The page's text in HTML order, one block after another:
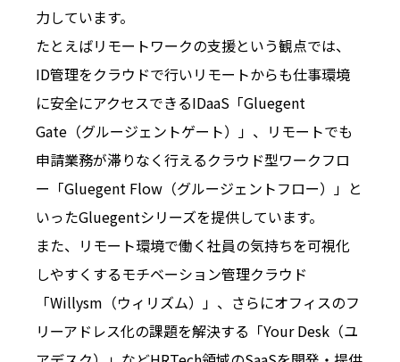
力しています。
たとえばリモートワークの支援という観点では、
ID管理をクラウドで行いリモートからも仕事環境
に安全にアクセスできるIDaaS「Gluegent
Gate（グルージェントゲート）」、リモートでも
申請業務が滞りなく行えるクラウド型ワークフロ
ー「Gluegent Flow（グルージェントフロー）」と
いったGluegentシリーズを提供しています。
また、リモート環境で働く社員の気持ちを可視化
しやすくするモチベーション管理クラウド
「Willysm（ウィリズム）」、さらにオフィスのフ
リーアドレス化の課題を解決する「Your Desk（ユ